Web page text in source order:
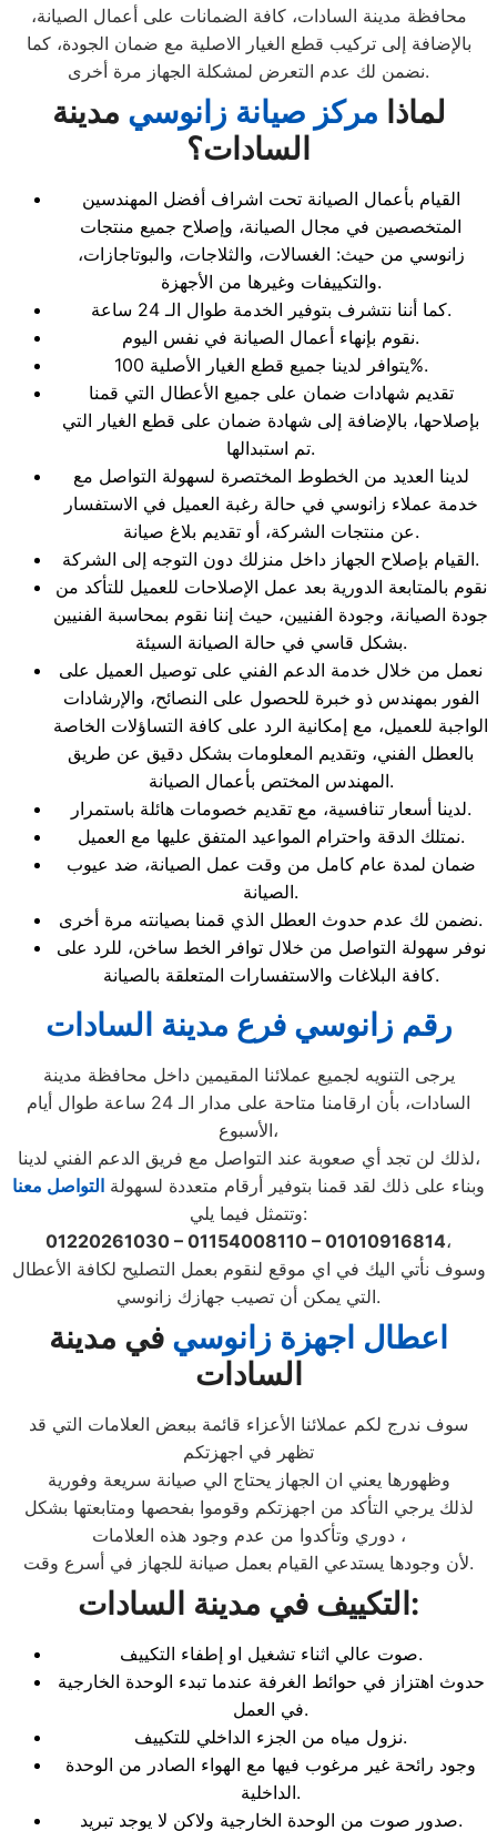
محافظة مدينة السادات، كافة الضمانات على أعمال الصيانة،
بالإضافة إلى تركيب قطع الغيار الاصلية مع ضمان الجودة، كما
نضمن لك عدم التعرض لمشكلة الجهاز مرة أخرى.
لماذا مركز صيانة زانوسي مدينة
السادات؟
القيام بأعمال الصيانة تحت اشراف أفضل المهندسين
المتخصصين في مجال الصيانة، وإصلاح جميع منتجات
زانوسي من حيث: الغسالات، والثلاجات، والبوتاجازات،
والتكييفات وغيرها من الأجهزة.
كما أننا نتشرف بتوفير الخدمة طوال الـ 24 ساعة.
نقوم بإنهاء أعمال الصيانة في نفس اليوم.
يتوافر لدينا جميع قطع الغيار الأصلية 100%.
تقديم شهادات ضمان على جميع الأعطال التي قمنا
بإصلاحها، بالإضافة إلى شهادة ضمان على قطع الغيار التي
تم استبدالها.
لدينا العديد من الخطوط المختصرة لسهولة التواصل مع
خدمة عملاء زانوسي في حالة رغبة العميل في الاستفسار
عن منتجات الشركة، أو تقديم بلاغ صيانة.
القيام بإصلاح الجهاز داخل منزلك دون التوجه إلى الشركة.
نقوم بالمتابعة الدورية بعد عمل الإصلاحات للعميل للتأكد من
جودة الصيانة، وجودة الفنيين، حيث إننا نقوم بمحاسبة الفنيين
بشكل قاسي في حالة الصيانة السيئة.
نعمل من خلال خدمة الدعم الفني على توصيل العميل على
الفور بمهندس ذو خبرة للحصول على النصائح، والإرشادات
الواجبة للعميل، مع إمكانية الرد على كافة التساؤلات الخاصة
بالعطل الفني، وتقديم المعلومات بشكل دقيق عن طريق
المهندس المختص بأعمال الصيانة.
لدينا أسعار تنافسية، مع تقديم خصومات هائلة باستمرار.
نمتلك الدقة واحترام المواعيد المتفق عليها مع العميل.
ضمان لمدة عام كامل من وقت عمل الصيانة، ضد عيوب
الصيانة.
نضمن لك عدم حدوث العطل الذي قمنا بصيانته مرة أخرى.
نوفر سهولة التواصل من خلال توافر الخط ساخن، للرد على
كافة البلاغات والاستفسارات المتعلقة بالصيانة.
رقم زانوسي فرع مدينة السادات
يرجى التنويه لجميع عملائنا المقيمين داخل محافظة مدينة
السادات، بأن ارقامنا متاحة على مدار الـ 24 ساعة طوال أيام
الأسبوع،
لذلك لن تجد أي صعوبة عند التواصل مع فريق الدعم الفني لدينا،
وبناء على ذلك لقد قمنا بتوفير أرقام متعددة لسهولة التواصل معنا
وتتمثل فيما يلي:
01220261030 – 01154008110 – 01010916814،
وسوف نأتي اليك في اي موقع لنقوم بعمل التصليح لكافة الأعطال
التي يمكن أن تصيب جهازك زانوسي.
اعطال اجهزة زانوسي في مدينة
السادات
سوف ندرج لكم عملائنا الأعزاء قائمة ببعض العلامات التي قد
تظهر في اجهزتكم
وظهورها يعني ان الجهاز يحتاج الي صيانة سريعة وفورية
لذلك يرجي التأكد من اجهزتكم وقوموا بفحصها ومتابعتها بشكل
دوري وتأكدوا من عدم وجود هذه العلامات ،
لأن وجودها يستدعي القيام بعمل صيانة للجهاز في أسرع وقت.
التكييف في مدينة السادات :
صوت عالي اثناء تشغيل او إطفاء التكييف.
حدوث اهتزاز في حوائط الغرفة عندما تبدء الوحدة الخارجية
في العمل.
نزول مياه من الجزء الداخلي للتكييف.
وجود رائحة غير مرغوب فيها مع الهواء الصادر من الوحدة
الداخلية.
صدور صوت من الوحدة الخارجية ولاكن لا يوجد تبريد.